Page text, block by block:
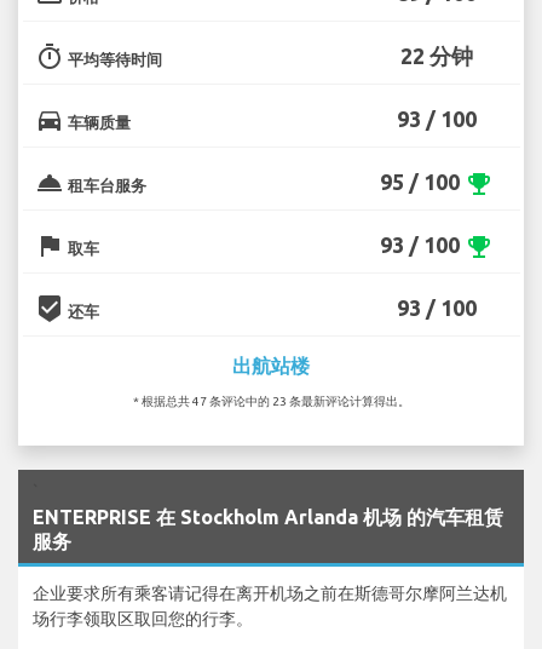
timer 平均等待时间 22 分钟
directions_car 车辆质量 93 / 100
room_service 租车台服务 95 / 100 emoji_events
flag 取车 93 / 100 emoji_events
beenhere 还车 93 / 100
出航站楼
* 根据总共 47 条评论中的 23 条最新评论计算得出。
ENTERPRISE 在 Stockholm Arlanda 机场 的汽车租赁
服务
企业要求所有乘客请记得在离开机场之前在斯德哥尔摩阿兰达机
场行李领取区取回您的行李。